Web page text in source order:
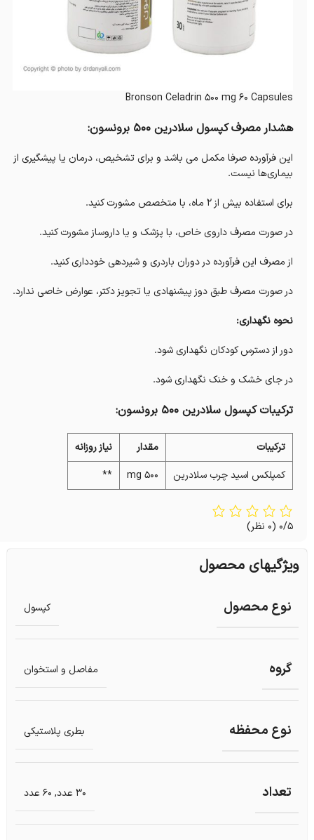
Bronson Celadrin 500 mg 60 Capsules
هشدار مصرف کپسول سلادرین 500 برونسون:
این فرآورده صرفا مکمل می باشد و برای تشخیص، درمان یا پیشگیری از
بیماری‌ها نیست.
برای استفاده بیش از 2 ماه، با متخصص مشورت کنید.
در صورت مصرف داروی خاص، با پزشک و یا داروساز مشورت کنید.
از مصرف این فرآورده در دوران باردری و شیردهی خودداری کنید.
در صورت مصرف طبق دوز پیشنهادی یا تجویز دکتر، عوارض خاصی ندارد.
نحوه نگهداری:
دور از دسترس کودکان نگهداری شود.
در جای خشک و خنک نگهداری شود.
ترکیبات کپسول سلادرین 500 برونسون:
ترکیبات مقدار
نیاز روزانه
کمپلکس اسید چرب سلادرین
500 mg
**
0/5 (0 نظر)
ویژگیهای محصول
نوع محصول کپسول
گروه مفاصل و استخوان
نوع محفظه بطری پلاستیکی
تعداد 30 عدد , 60 عدد